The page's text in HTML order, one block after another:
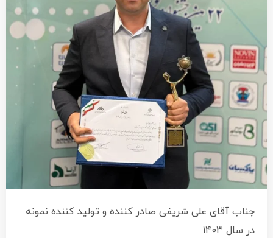
جناب آقای علی شریفی صادر کننده و تولید کننده نمونه
در سال ۱۴۰۳